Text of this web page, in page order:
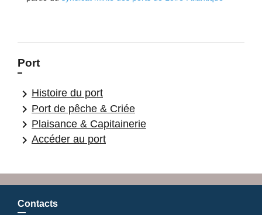
Port
keyboard_arrow_right Histoire du port
keyboard_arrow_right Port de pêche & Criée
keyboard_arrow_right Plaisance & Capitainerie
keyboard_arrow_right Accéder au port
Contacts